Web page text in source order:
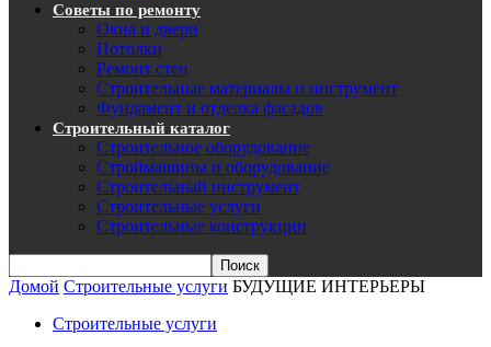
Советы по ремонту
Окна и двери
Потолки
Ремонт стен
Строительные материалы и инструмент
Фундамент и отделка фасадов
Строительный каталог
Строительное оборудование
Строймашины и оборудование
Строительный инструмент
Строительные услуги
Строительные конструкции
Домой Строительные услуги БУДУЩИЕ ИНТЕРЬЕРЫ
Строительные услуги